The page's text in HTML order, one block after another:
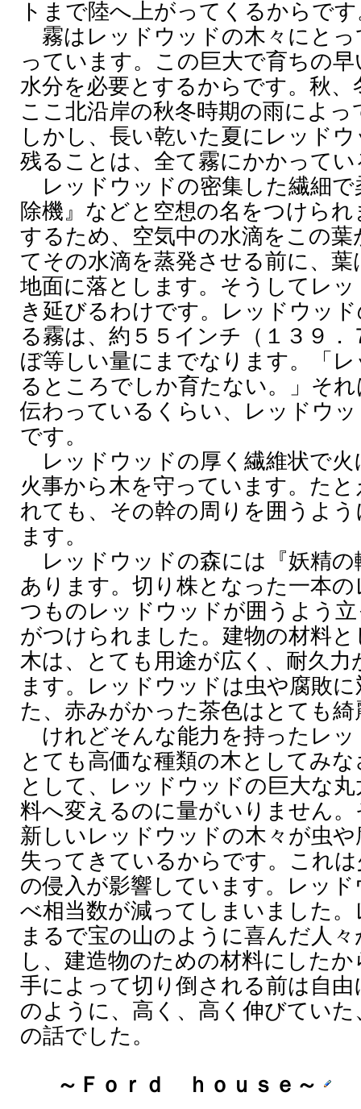
トまで陸へ上がってくるからで
霧はレッドウッドの木々にとっ
っています。この巨大で育ちの
水分を必要とするからです。秋
ここ北沿岸の秋冬時期の雨によ
しかし、長い乾いた夏にレッド
残ることは、全て霧にかかって
レッドウッドの密集した繊細で
除機』などと空想の名をつけら
するため、空気中の水滴をこの
てその水滴を蒸発させる前に、
地面に落とします。そうしてレ
き延びるわけです。レッドウッ
る霧は、約５５インチ（１３９
ぼ等しい量にまでなります。「
るところでしか育たない。」そ
伝わっているくらい、レッドウ
です。
レッドウッドの厚く繊維状で火
火事から木を守っています。た
れても、その幹の周りを囲うよ
ます。
レッドウッドの森には『妖精の
あります。切り株となった一本
つものレッドウッドが囲うよう
がつけられました。建物の材料
木は、とても用途が広く、耐久
ます。レッドウッドは虫や腐敗
た、赤みがかった茶色はとても綺
けれどそんな能力を持ったレッ
とても高価な種類の木としてみ
として、レッドウッドの巨大な
料へ変えるのに量がいりません
新しいレッドウッドの木々が虫
失ってきているからです。これ
の侵入が影響しています。レッ
べ相当数が減ってしまいました
まるで宝の山のように喜んだ人
し、建造物のための材料にした
手によって切り倒される前は自
のように、高く、高く伸びてい
の話でした。
～Ｆｏｒｄ ｈｏｕｓｅ～